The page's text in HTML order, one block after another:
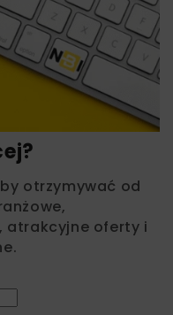
otrzymywać od
atrakcyjne oferty i